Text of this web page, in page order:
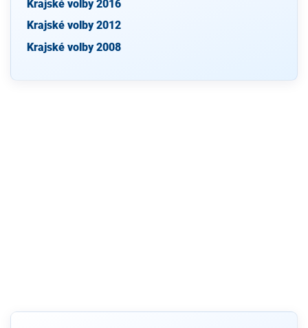
Krajské volby 2016
Krajské volby 2012
Krajské volby 2008